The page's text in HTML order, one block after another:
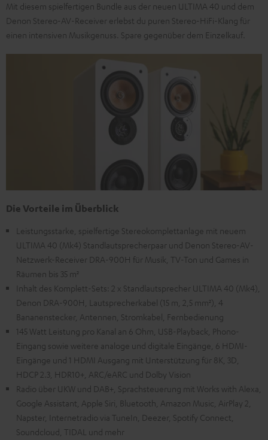
Mit diesem spielfertigen Bundle aus der neuen ULTIMA 40 und dem
Denon Stereo-AV-Receiver erlebst du puren Stereo-HiFi-Klang für
einen intensiven Musikgenuss. Spare gegenüber dem Einzelkauf.
Die Vorteile im Überblick
Leistungsstarke, spielfertige Stereokomplettanlage mit neuem
ULTIMA 40 (Mk4) Standlautsprecherpaar und Denon Stereo-AV-
Netzwerk-Receiver DRA-900H für Musik, TV-Ton und Games in
Räumen bis 35 m²
Inhalt des Komplett-Sets: 2 x Standlautsprecher ULTIMA 40 (Mk4),
Denon DRA-900H, Lautsprecherkabel (15 m, 2,5 mm²), 4
Bananenstecker, Antennen, Stromkabel, Fernbedienung
145 Watt Leistung pro Kanal an 6 Ohm, USB-Playback, Phono-
Eingang sowie weitere analoge und digitale Eingänge, 6 HDMI-
Eingänge und 1 HDMI Ausgang mit Unterstützung für 8K, 3D,
HDCP 2.3, HDR10+, ARC/eARC und Dolby Vision
Radio über UKW und DAB+, Sprachsteuerung mit Works with Alexa,
Google Assistant, Apple Siri, Bluetooth, Amazon Music, AirPlay 2,
Napster, Internetradio via TuneIn, Deezer, Spotify Connect,
Soundcloud, TIDAL und mehr